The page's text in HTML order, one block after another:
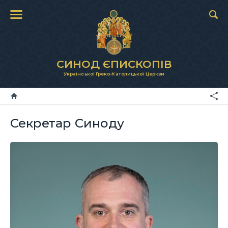
СИНОД ЄПИСКОПІВ
Української Греко-Католицької Церкви
Секретар Синоду